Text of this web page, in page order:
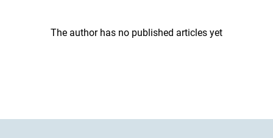
The author has no published articles yet